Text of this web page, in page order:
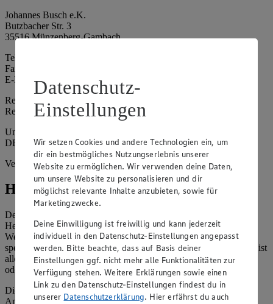
Johannes Busch e.K.
Butzbacher Str. 3
35516 Münzenberg-Gambach
Telefon: 06033 895544
Fax: 06033 895545
E-Mail: aktiv.busch@web.de
Registergericht: Amtsgericht Friedberg
Registernummer: HRA 5055
Umsatzsteuer-Identifikationsnummer gem. § 27a UStG:
DE361564844
Vertretungsberechtigte: Johannes Busch
Hinweise
Der Inhalt dieser Website ist urheberrechtlich geschützt. Der
Herausgeber gewährt Ihnen jedoch das Recht, den auf dieser
Website bereitgestellten Text ganz oder ausschnittsweise zu
speichern und zu vervielfältigen. Aus Gründen des Urheberrechts ist
allerdings die Speicherung und Vervielfältigung von Bildmaterial
oder Grafiken aus dieser Website nicht gestattet.
Die verantwortliche Stelle ist nicht für die Inhalte der versendeten
Angebotsinformationen verantwortlich. Firma und Anschriften
Datenschutz-
Einstellungen
Wir setzen Cookies und andere Technologien ein, um
dir ein bestmögliches Nutzungserlebnis unserer
Website zu ermöglichen. Wir verwenden deine Daten,
um unsere Website zu personalisieren und dir
möglichst relevante Inhalte anzubieten, sowie für
Marketingzwecke.
Deine Einwilligung ist freiwillig und kann jederzeit
individuell in den Datenschutz-Einstellungen angepasst
werden. Bitte beachte, dass auf Basis deiner
Einstellungen ggf. nicht mehr alle Funktionalitäten zur
Verfügung stehen. Weitere Erklärungen sowie einen
Link zu den Datenschutz-Einstellungen findest du in
unserer Datenschutzerklärung. Hier erfährst du auch